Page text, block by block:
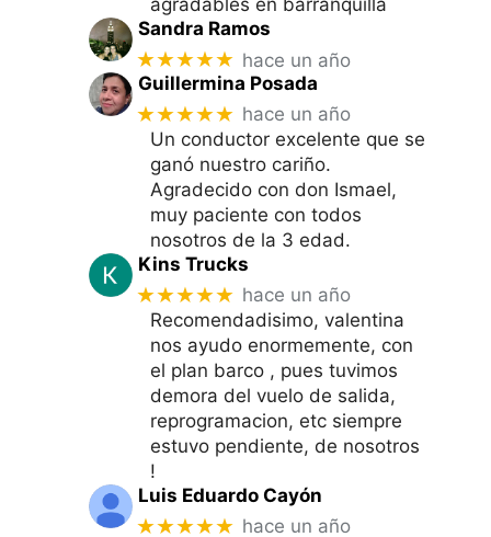
agradables en barranquilla
Sandra Ramos
★★★★★ hace un año
Guillermina Posada
★★★★★ hace un año
Un conductor excelente que se
ganó nuestro cariño.
Agradecido con don Ismael,
muy paciente con todos
nosotros de la 3 edad.
Kins Trucks
★★★★★ hace un año
Recomendadisimo, valentina
nos ayudo enormemente, con
el plan barco , pues tuvimos
demora del vuelo de salida,
reprogramacion, etc siempre
estuvo pendiente, de nosotros
!
Luis Eduardo Cayón
★★★★★ hace un año